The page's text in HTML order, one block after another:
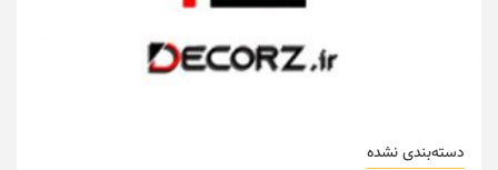
دسته‌بندی نشده